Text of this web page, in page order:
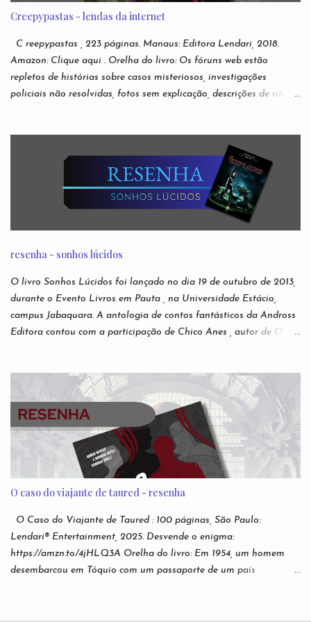
Creepypastas - lendas da internet
C reepypastas , 223 páginas. Manaus: Editora Lendari, 2018.
Amazon: Clique aqui . Orelha do livro: Os fóruns web estão
repletos de histórias sobre casos misteriosos, investigações
policiais não resolvidas, fotos sem explicação, descrições de rituais
infantis. São narrativas virais e anônimas espalhadas nos
recônditos mais obscuros da internet, sem que se possa rastrear
seus verdadeiros autores. Ou sua veracidade. Acabaram
conhecidas como creepypastas - algo como um copypaste (de
copiar e colar) de situações assustadoras. Mas e se as lendas mais
famosas da Internet não forem boatos? Nesta antologia,
das creepypastas mais perturbadoras de todos os tempos. Do
submundo do Reddit diretamente para sua leitura de cabeceira.
Autores: Alfredo Alvarenga, Ana S. Varella, Andr é Comanche,
Andrei Simões, B...
resenha - sonhos lúcidos
O livro Sonhos Lúcidos foi lançado no dia 19 de outubro de 2013,
durante o Evento Livros em Pauta , na Universidade Estácio,
campus Jabaquara. A antologia de contos fantásticos da Andross
Editora contou com a participação de Chico Anes , autor de O
Haubert , autora de Calisto , Sohuen editados pela Novo Século ,
Ode a Nossas Vidas Infames , pela Multifoco, Sempre o Mesmo
Céu, Sempre o Mesmo Azul , pela Editora Patuá; Suzy M.
Hekamiah , autora de Código dos Mares : Os Contos do Tempo ,
pela Editora Literata , e O Pianista , Espectra ; além de dezenas
de outros autores. A antologia tem basicamente o intuito de
divulgação de novos autores. Organizada por Alex Mir a
antologia tinha como foco literatura fantástica. Nesse escopo, há
13 autores que estreiam nas páginas desta coletânea da Andross
Editora : Alice Rodrigues, Ana F. Cruchello, Antonio Martins
Júnior, C...
O caso do viajante de taured - resenha
O Caso do Viajante de Taured : 100 páginas, São Paulo:
Lendari® Entertainment, 2025. Desvende o enigma:
https://amzn.to/4jHLQ3A Orelha do livro: Em 1954, um homem
desembarcou em Tóquio com um passaporte de um país